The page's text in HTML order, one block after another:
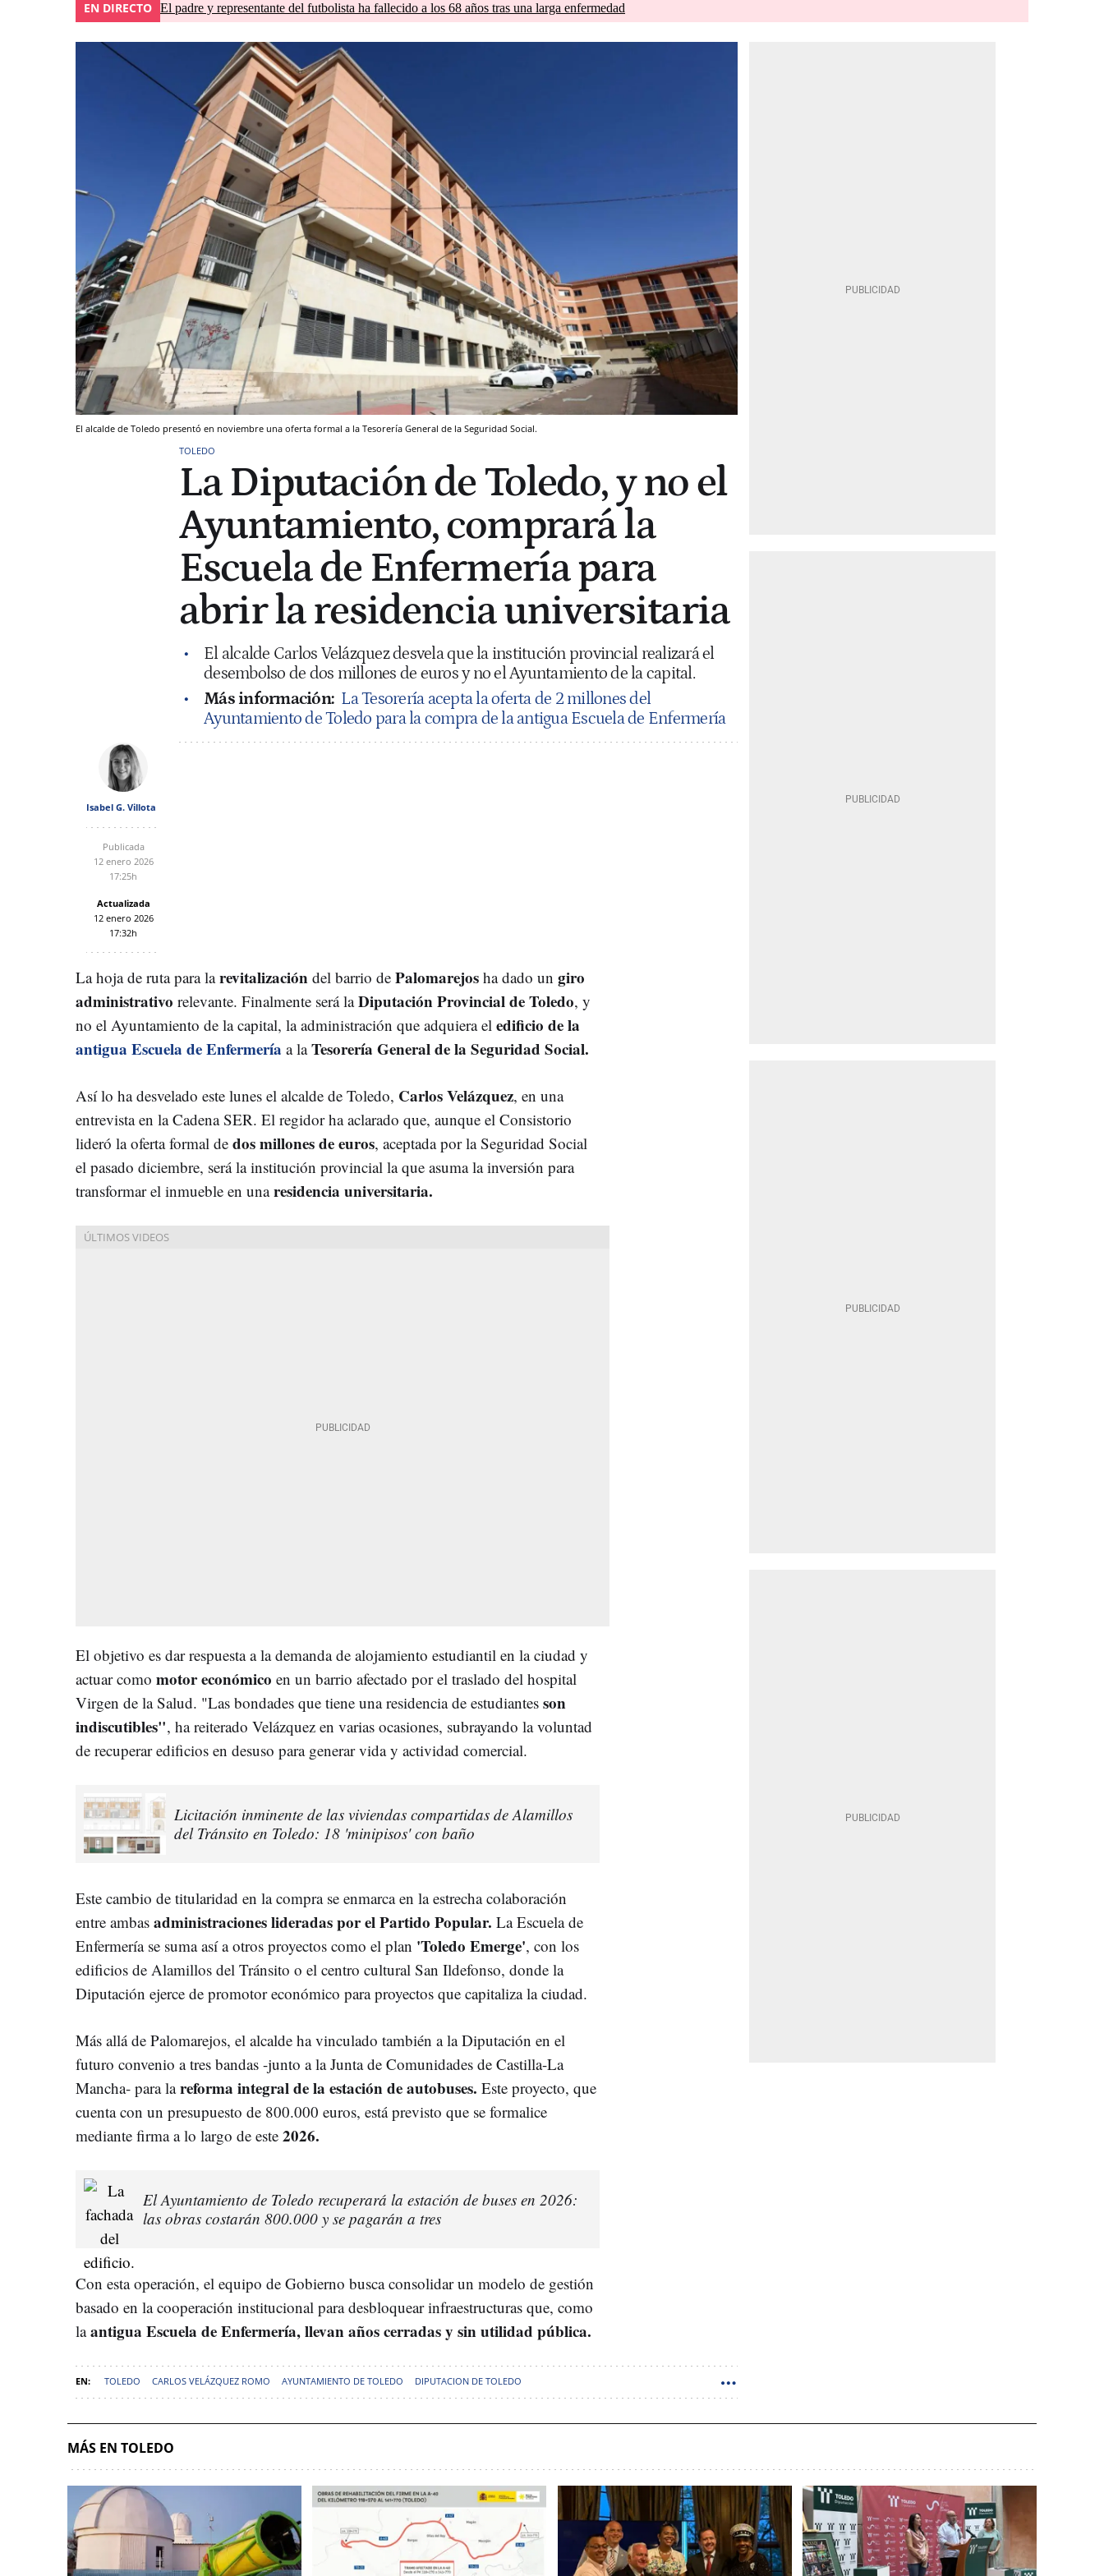
EN DIRECTO El padre y representante del futbolista ha fallecido a los 68 años tras una larga enfermedad
El alcalde de Toledo presentó en noviembre una oferta formal a la Tesorería General de la Seguridad Social.
TOLEDO
La Diputación de Toledo, y no el
Ayuntamiento, comprará la
Escuela de Enfermería para
abrir la residencia universitaria
El alcalde Carlos Velázquez desvela que la institución provincial realizará el
desembolso de dos millones de euros y no el Ayuntamiento de la capital.
Más información: La Tesorería acepta la oferta de 2 millones del
Ayuntamiento de Toledo para la compra de la antigua Escuela de Enfermería
Isabel G. Villota
Publicada
12 enero 2026
17:25h
Actualizada
12 enero 2026
17:32h
La hoja de ruta para larevitalización del barrio de Palomarejos ha dado un giro
administrativo relevante. Finalmente será laDiputación Provincial de Toledo, y
no el Ayuntamiento de la capital, la administración que adquiera el edificio de la
antigua Escuela de Enfermería a laTesorería General de la Seguridad Social.
Así lo ha desvelado este lunes el alcalde de Toledo, Carlos Velázquez, en una
entrevista en la Cadena SER. El regidor ha aclarado que, aunque el Consistorio
lideró la oferta formal de dos millones de euros, aceptada por la Seguridad Social
el pasado diciembre, será la institución provincial la que asuma la inversión para
transformar el inmueble en unaresidencia universitaria.
El objetivo es dar respuesta a la demanda de alojamiento estudiantil en la ciudad y
actuar como motor económico en un barrio afectado por el traslado del hospital
Virgen de la Salud. "Las bondades que tiene una residencia de estudiantes son
indiscutibles", ha reiterado Velázquez en varias ocasiones, subrayando la voluntad
de recuperar edificios en desuso para generar vida y actividad comercial.
Licitación inminente de las viviendas compartidas de Alamillos
del Tránsito en Toledo: 18 'minipisos' con baño
Este cambio de titularidad en la compra se enmarca en la estrecha colaboración
entre ambas administraciones lideradas por el Partido Popular. La Escuela de
Enfermería se suma así a otros proyectos como el plan 'Toledo Emerge', con los
edificios de Alamillos del Tránsito o el centro cultural San Ildefonso, donde la
Diputación ejerce de promotor económico para proyectos que capitaliza la ciudad.
Más allá de Palomarejos, el alcalde ha vinculado también a la Diputación en el
futuro convenio a tres bandas -junto a la Junta de Comunidades de Castilla-La
Mancha- para lareforma integral de la estación de autobuses. Este proyecto, que
cuenta con un presupuesto de 800.000 euros, está previsto que se formalice
mediante firma a lo largo de este 2026.
El Ayuntamiento de Toledo recuperará la estación de buses en 2026:
las obras costarán 800.000 y se pagarán a tres
Con esta operación, el equipo de Gobierno busca consolidar un modelo de gestión
basado en la cooperación institucional para desbloquear infraestructuras que, como
laantigua Escuela de Enfermería, llevan años cerradas y sin utilidad pública.
TOLEDO CARLOS VELÁZQUEZ ROMO AYUNTAMIENTO DE TOLEDO DIPUTACION DE TOLEDO
MÁS EN TOLEDO